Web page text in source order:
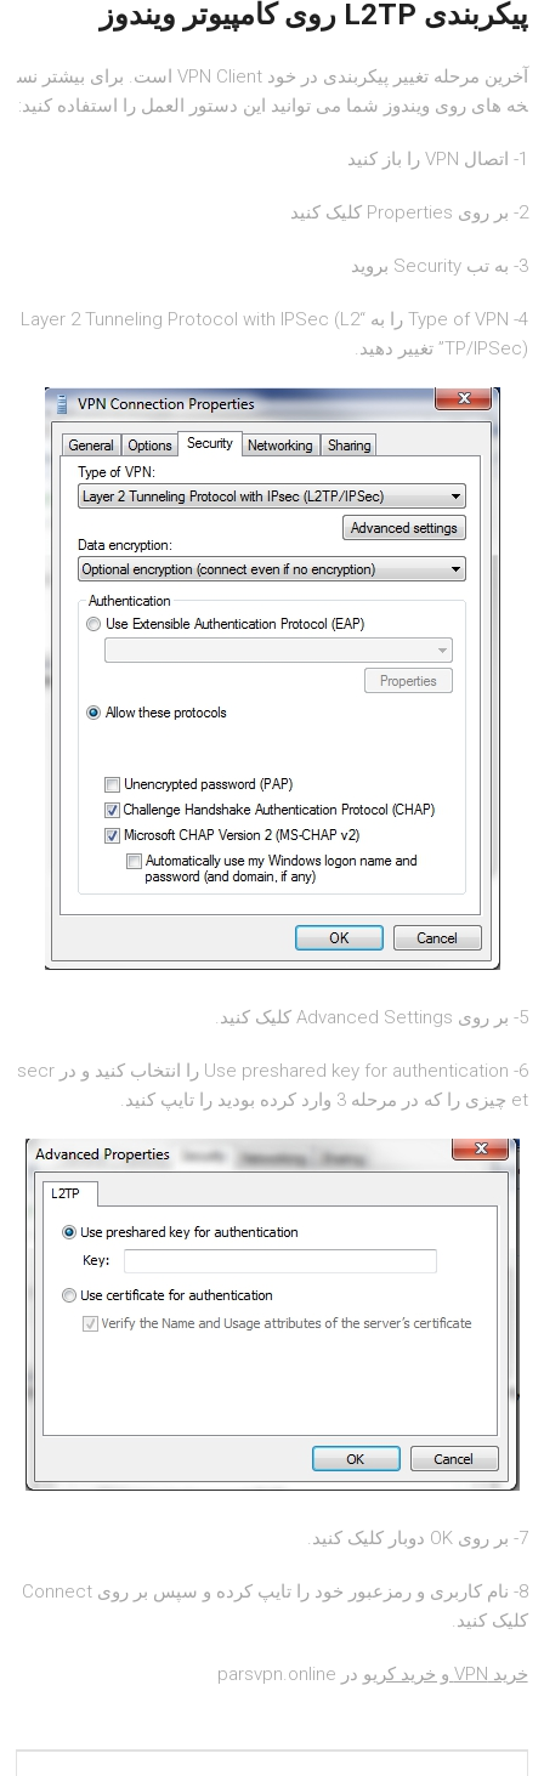
پیکربندی L2TP روی کامپیوتر ویندوز
آخرین مرحله تغییر پیکربندی در خود VPN Client است. برای بیشتر نس
خه های روی ویندوز شما می توانید این دستور العمل را استفاده کنید:
1- اتصال VPN را باز کنید
2- بر روی Properties کلیک کنید
3- به تب Security بروید
4- Type of VPN را به “Layer 2 Tunneling Protocol with IPSec (L2
TP/IPSec)” تغییر دهید.
5- بر روی Advanced Settings کلیک کنید.
6- Use preshared key for authentication را انتخاب کنید و در secr
et چیزی را که در مرحله 3 وارد کرده بودید را تایپ کنید.
7- بر روی OK دوبار کلیک کنید.
8- نام کاربری و رمزعبور خود را تایپ کرده و سپس بر روی Connect
کلیک کنید.
خرید VPN و خرید کریو در parsvpn.online